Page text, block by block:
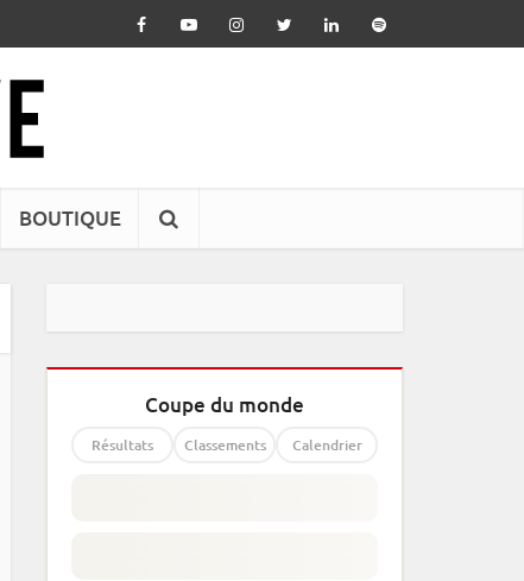
BOUTIQUE
Coupe du monde
Résultats Classements Calendrier